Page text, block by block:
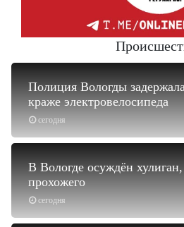
сегодня
Полиция Вологды
краже электровелосипеда
сегодня
В Вологде осуждён
прохожего